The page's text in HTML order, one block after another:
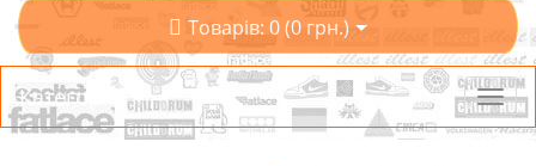
Товарів: 0 (0 грн.)
Категорії